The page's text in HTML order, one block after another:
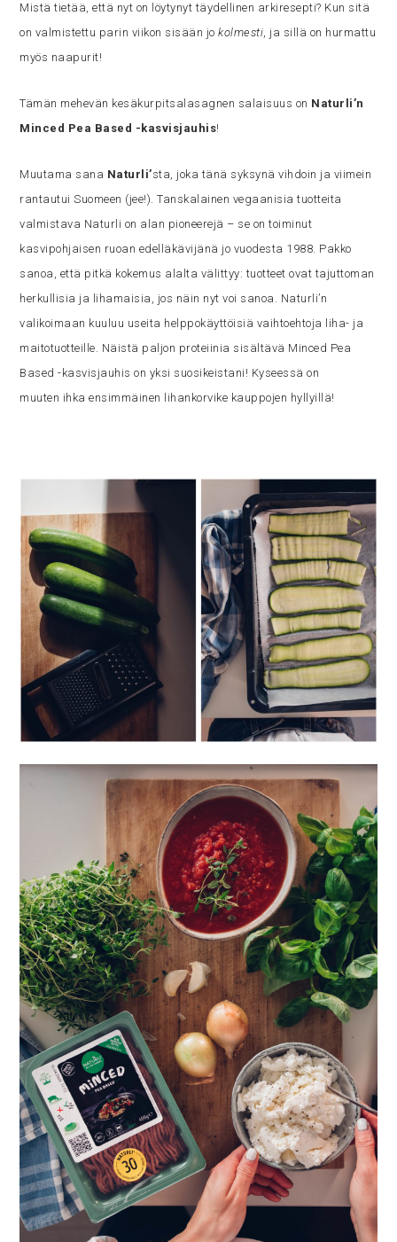
Mistä tietää, että nyt on löytynyt täydellinen arkiresepti? Kun sitä
on valmistettu parin viikon sisään jokolmesti, ja sillä on hurmattu
myös naapurit!
Tämän mehevän kesäkurpitsalasagnen salaisuus on Naturli’n
Minced Pea Based -kasvisjauhis!
Muutama sana Naturli’sta, joka tänä syksynä vihdoin ja viimein
rantautui Suomeen (jee!). Tanskalainen vegaanisia tuotteita
valmistava Naturli on alan pioneerejä – se on toiminut
kasvipohjaisen ruoan edelläkävijänä jo vuodesta 1988. Pakko
sanoa, että pitkä kokemus alalta välittyy: tuotteet ovat tajuttoman
herkullisia ja lihamaisia, jos näin nyt voi sanoa. Naturli’n
valikoimaan kuuluu useita helppokäyttöisiä vaihtoehtoja liha- ja
maitotuotteille. Näistä paljon proteiinia sisältävä Minced Pea
Based -kasvisjauhis on yksi suosikeistani! Kyseessä on
muuten ihka ensimmäinen lihankorvike kauppojen hyllyillä!